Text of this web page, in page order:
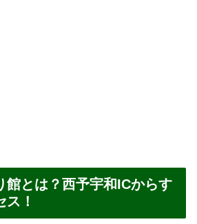
館とは？西予宇和ICからす
ス！